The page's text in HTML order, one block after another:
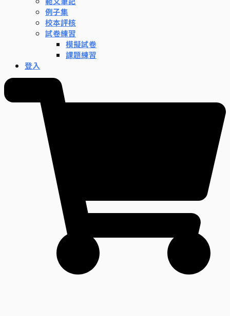
例子集
校本評核
試卷練習
模擬試卷
課題練習
登入